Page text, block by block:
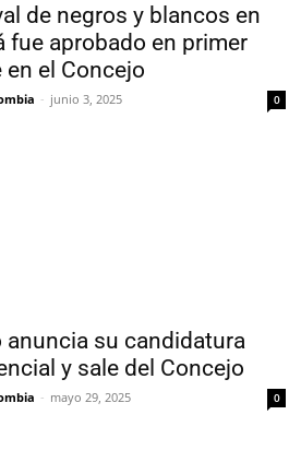
de negros y blancos en
fue aprobado en primer
en el Concejo
- junio 3, 2025 0
anuncia su candidatura
y sale del Concejo
- mayo 29, 2025 0